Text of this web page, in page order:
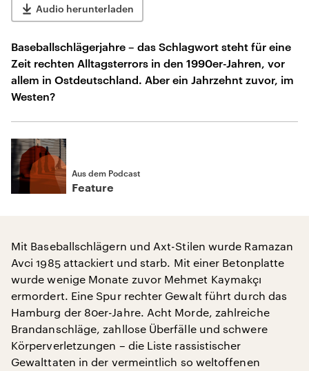
Audio herunterladen
Baseballschlägerjahre – das Schlagwort steht für eine
Zeit rechten Alltagsterrors in den 1990er-Jahren, vor
allem in Ostdeutschland. Aber ein Jahrzehnt zuvor, im
Westen?
Aus dem Podcast
Feature
Mit Baseballschlägern und Axt-Stilen wurde Ramazan
Avci 1985 attackiert und starb. Mit einer Betonplatte
wurde wenige Monate zuvor Mehmet Kaymakçı
ermordert. Eine Spur rechter Gewalt führt durch das
Hamburg der 80er-Jahre. Acht Morde, zahlreiche
Brandanschläge, zahllose Überfälle und schwere
Körperverletzungen – die Liste rassistischer
Gewalttaten in der vermeintlich so weltoffenen